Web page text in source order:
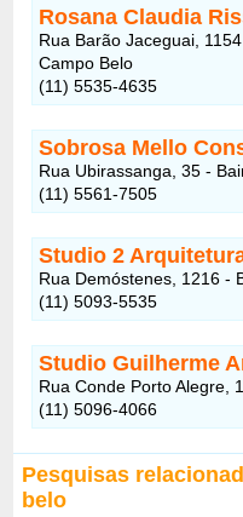
Rosana Claudia
Rua Barão Jaceguai,
Campo Belo
(11) 5535-4635
Sobrosa Mello
Rua Ubirassanga, 35 -
(11) 5561-7505
Studio 2
Rua Demóstenes, 1216 -
(11) 5093-5535
Studio Guilherme
Rua Conde Porto Alegre,
(11) 5096-4066
Pesquisas
belo